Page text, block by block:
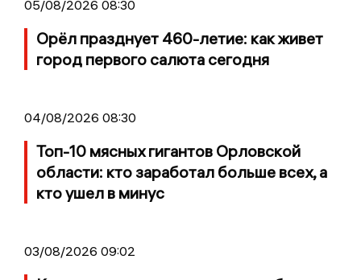
05/08/2026 08:30
Орёл празднует 460-летие: как живет
город первого салюта сегодня
04/08/2026 08:30
Топ-10 мясных гигантов Орловской
области: кто заработал больше всех, а
кто ушел в минус
03/08/2026 09:02